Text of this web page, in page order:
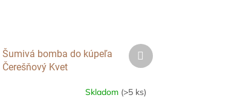
Šumivá bomba do kúpeľa
Čerešňový Kvet
Skladom (>5 ks)
Ďalší
produkt